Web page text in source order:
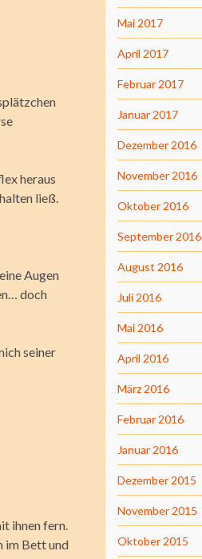
heraus
ließ.
Augen
doch
seiner
ihnen fern.
im Bett und
Mai 2017
April 2017
Februar 2017
Januar 2017
Dezember 2016
November 2016
Oktober 2016
September 2016
August 2016
Juli 2016
Mai 2016
April 2016
März 2016
Februar 2016
Januar 2016
Dezember 2015
November 2015
Oktober 2015